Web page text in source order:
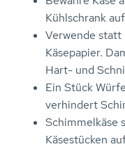
Kühlschrank
Verwende
Käsepapier.
Hart- und
Ein Stück
verhindert
Schimmelkäse
Käsestücken